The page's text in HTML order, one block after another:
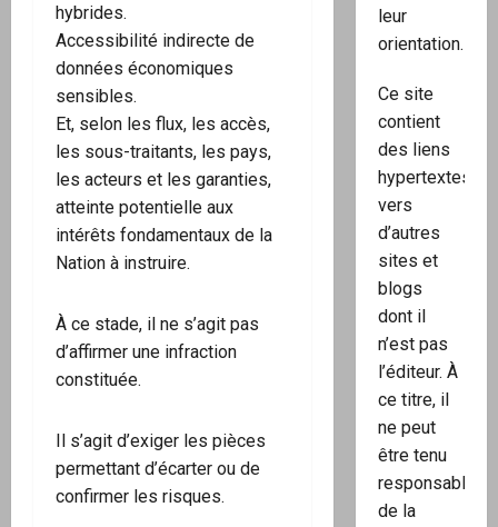
hybrides.
Accessibilité indirecte de
données économiques
sensibles.
Et, selon les flux, les accès,
les sous-traitants, les pays,
les acteurs et les garanties,
atteinte potentielle aux
intérêts fondamentaux de la
Nation à instruire.
À ce stade, il ne s’agit pas
d’affirmer une infraction
constituée.
Il s’agit d’exiger les pièces
permettant d’écarter ou de
confirmer les risques.
leur
orientation.
Ce site
contient
des liens
hypertextes
vers
d’autres
sites et
blogs
dont il
n’est pas
l’éditeur. À
ce titre, il
ne peut
être tenu
responsable
de la